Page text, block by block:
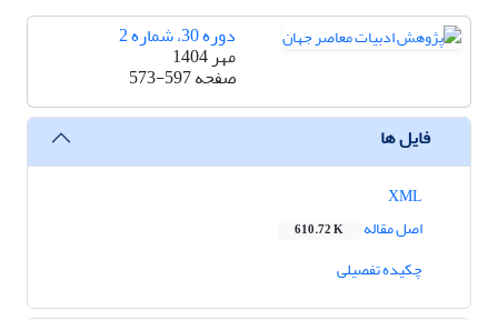
دوره 30، شماره 2
مهر 1404
صفحه573-597
فایل ها
اصل مقاله
610.72 K
چکیده تفصیلی